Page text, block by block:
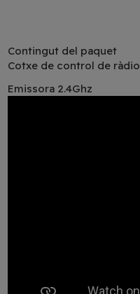
Contingut del paquet
Cotxe de control de ràdio
Emissora 2.4Ghz